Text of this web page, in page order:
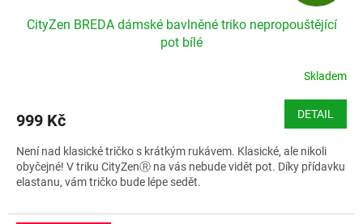
A
R
M
A
CityZen BREDA dámské bavlněné triko nepropouštějící
pot bílé
Skladem
999 Kč DETAIL
Není nad klasické tričko s krátkým rukávem. Klasické, ale nikoli
obyčejné! V triku CityZenⓇ na vás nebude vidět pot. Díky přídavku
elastanu, vám tričko bude lépe sedět.
Velikostní tabulka CityZen BREDA